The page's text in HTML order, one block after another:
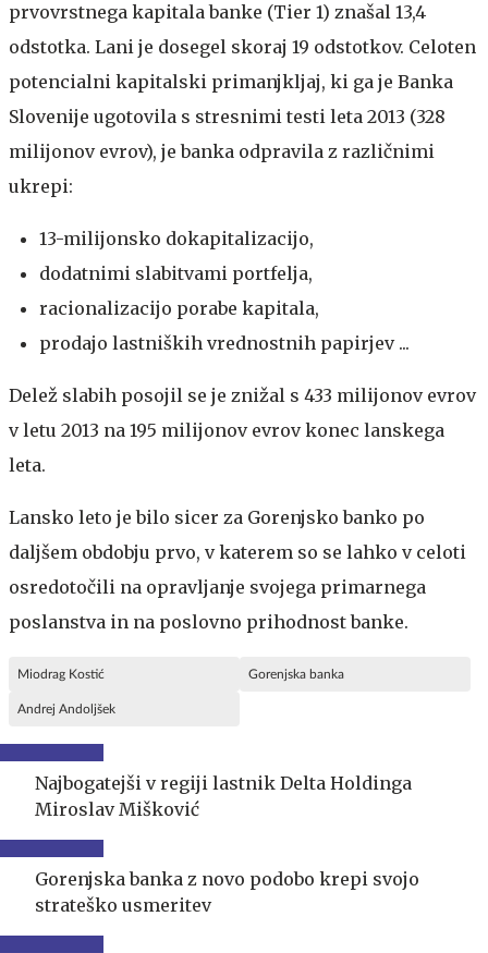
prvovrstnega kapitala banke (Tier 1) znašal 13,4
odstotka. Lani je dosegel skoraj 19 odstotkov. Celoten
potencialni kapitalski primanjkljaj, ki ga je Banka
Slovenije ugotovila s stresnimi testi leta 2013 (328
milijonov evrov), je banka odpravila z različnimi
ukrepi:
13-milijonsko dokapitalizacijo,
dodatnimi slabitvami portfelja,
racionalizacijo porabe kapitala,
prodajo lastniških vrednostnih papirjev ...
Delež slabih posojil se je znižal s 433 milijonov evrov
v letu 2013 na 195 milijonov evrov konec lanskega
leta.
Lansko leto je bilo sicer za Gorenjsko banko po
daljšem obdobju prvo, v katerem so se lahko v celoti
osredotočili na opravljanje svojega primarnega
poslanstva in na poslovno prihodnost banke.
Miodrag Kostić Gorenjska banka
Andrej Andoljšek
Najbogatejši v regiji lastnik Delta Holdinga
Miroslav Mišković
Gorenjska banka z novo podobo krepi svojo
strateško usmeritev